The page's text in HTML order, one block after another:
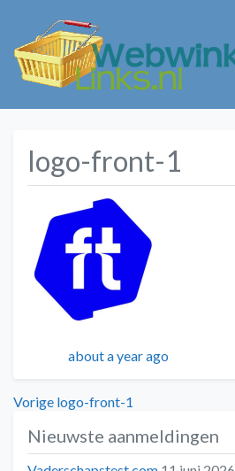
logo-front-1
Geplaatst
about a year ago
Bericht
navigatie
Vorige Vorig
logo-front-1
Nieuwste aanmeldingen